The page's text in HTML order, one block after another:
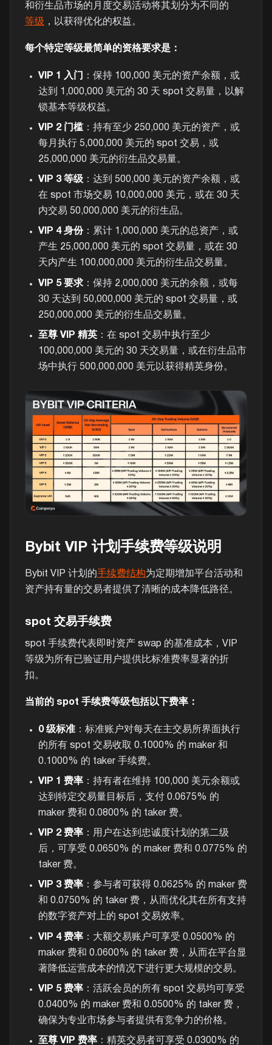
和衍生品市场的月度交易活动将其划分为不同的
等级 ，以获得优化的权益。
每个特定等级最简单的资格要求是：
VIP 1 入门
：保持 100,000 美元的资产余额，或
达到 1,000,000 美元的 30 天 spot 交易量，以解
锁基本等级权益。
VIP 2 门槛：持有至少 250,000 美元的资产，或
每月执行 5,000,000 美元的 spot 交易，或
25,000,000 美元的衍生品交易量。
VIP 3 等级：达到 500,000 美元的资产余额，或
在 spot 市场交易 10,000,000 美元，或在 30 天
内交易 50,000,000 美元的衍生品。
VIP 4 身份：累计 1,000,000 美元的总资产，或
产生 25,000,000 美元的 spot 交易量，或在 30
天内产生 100,000,000 美元的衍生品交易量。
VIP 5 要求：保持 2,000,000 美元的余额，或每
30 天达到 50,000,000 美元的 spot 交易量，或
250,000,000 美元的衍生品交易量。
至尊 VIP 精英：在 spot 交易中执行至少
100,000,000 美元的 30 天交易量，或在衍生品市
场中执行 500,000,000 美元以获得精英身份。
Bybit VIP 计划手续费等级说明
Bybit VIP 计划的手续费结构 为定期增加平台活动和
资产持有量的交易者提供了清晰的成本降低路径。
spot 交易手续费
spot 手续费代表即时资产 swap 的基准成本，VIP
等级为所有已验证用户提供比标准费率显著的折
扣。
当前的 spot 手续费等级包括以下费率：
0 级标准：标准账户对每天在主交易所界面执行
的所有 spot 交易收取 0.1000% 的 maker 和
0.1000% 的 taker 手续费。
VIP 1 费率：持有者在维持 100,000 美元余额或
达到特定交易量目标后，支付 0.0675% 的
maker 费和 0.0800% 的 taker 费。
VIP 2 费率：用户在达到忠诚度计划的第二级
后，可享受 0.0650% 的 maker 费和 0.0775% 的
taker 费。
VIP 3 费率：参与者可获得 0.0625% 的 maker 费
和 0.0750% 的 taker 费，从而优化其在所有支持
的数字资产对上的 spot 交易效率。
VIP 4 费率：大额交易账户可享受 0.0500% 的
maker 费和 0.0600% 的 taker 费，从而在平台显
著降低运营成本的情况下进行更大规模的交易。
VIP 5 费率：活跃会员的所有 spot 交易均可享受
0.0400% 的 maker 费和 0.0500% 的 taker 费，
确保为专业市场参与者提供有竞争力的价格。
至尊 VIP 费率：精英交易者可享受 0.0300% 的